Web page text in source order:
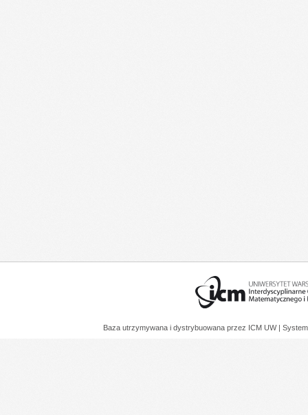
Baza utrzymywana i dystrybuowana przez ICM UW |